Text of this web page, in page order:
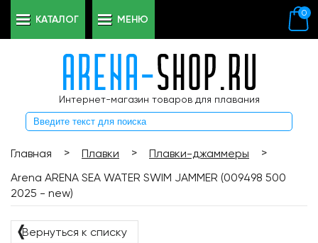
Интернет-магазин товаров для плавания
0
КАТАЛОГ МЕНЮ
Главная > Плавки > Плавки-джаммеры
>
Arena ARENA SEA WATER SWIM JAMMER (009498 500
2025 - new)
❬Вернуться к списку